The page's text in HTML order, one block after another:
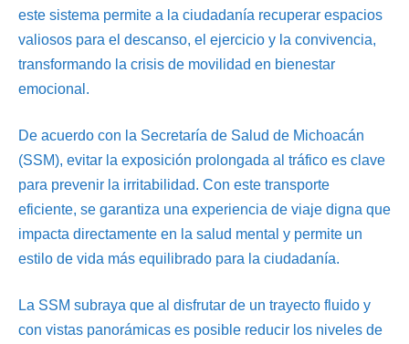
este sistema permite a la ciudadanía recuperar espacios
valiosos para el descanso, el ejercicio y la convivencia,
transformando la crisis de movilidad en bienestar
emocional.
De acuerdo con la Secretaría de Salud de Michoacán
(SSM), evitar la exposición prolongada al tráfico es clave
para prevenir la irritabilidad. Con este transporte
eficiente, se garantiza una experiencia de viaje digna que
impacta directamente en la salud mental y permite un
estilo de vida más equilibrado para la ciudadanía.
La SSM subraya que al disfrutar de un trayecto fluido y
con vistas panorámicas es posible reducir los niveles de